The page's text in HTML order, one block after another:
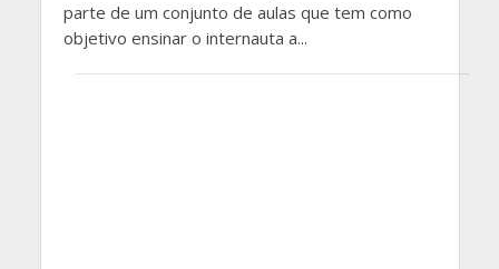
parte de um conjunto de aulas que tem como
objetivo ensinar o internauta a...